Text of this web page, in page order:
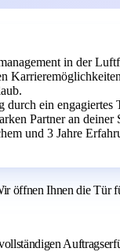
in der
ein engagiertes
Partner an deiner
und 3 Jahre
öffnen Ihnen die